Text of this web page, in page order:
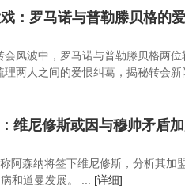
：罗马诺与普勒滕贝格的
会风波中，罗马诺与普勒滕贝格两位
理两人之间的爱恨纠葛，揭秘转会新
维尼修斯或因与穆帅矛盾
阿森纳将签下维尼修斯，分析其加
和道曼发展。 ... [详细]